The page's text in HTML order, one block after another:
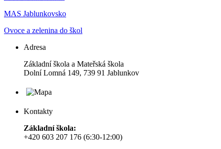
MAS Jablunkovsko
Ovoce a zelenina do škol
Adresa
Základní škola a Mateřská škola
Dolní Lomná 149, 739 91 Jablunkov
Kontakty
Základní škola:
+420 603 207 176 (6:30-12:00)